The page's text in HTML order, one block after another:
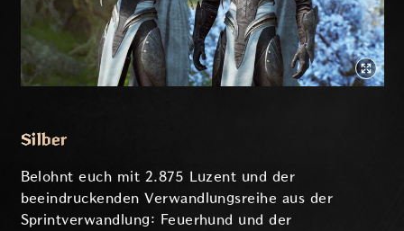
Silber
Belohnt euch mit 2.875 Luzent und der
beeindruckenden Verwandlungsreihe aus der
Sprintverwandlung: Feuerhund und der